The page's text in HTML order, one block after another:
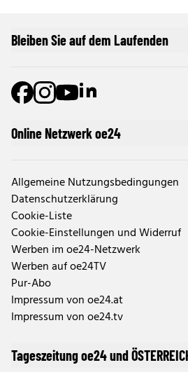
Online Netzwerk oe24
Allgemeine Nutzungsbedingungen
Datenschutzerklärung
Cookie-Liste
Cookie-Einstellungen und Widerruf
Werben im oe24-Netzwerk
Werben auf oe24TV
Pur-Abo
Impressum von oe24.at
Impressum von oe24.tv
Tageszeitung oe24 und
Bleiben Sie auf dem Laufenden